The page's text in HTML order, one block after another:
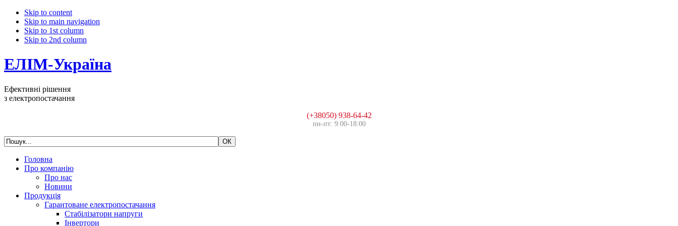
Skip to content
Skip to main navigation
Skip to 1st column
Skip to 2nd column
ЕЛІМ-Україна
Ефективні рішення
з електропостачання
(+38050) 938-64-42
пн-пт: 9:00-18:00
Головна
Про компанію
Про нас
Новини
Продукція
Гарантоване електропостачання
Стабілізатори напруги
Інвертори